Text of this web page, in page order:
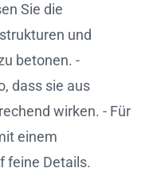
Sie die
und
betonen. -
dass sie aus
wirken. - Für
einem
feine Details.